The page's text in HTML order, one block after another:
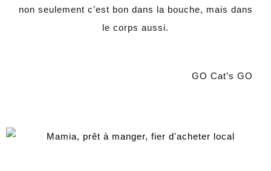
non seulement c’est bon dans la bouche, mais dans
le corps aussi.
GO Cat’s GO